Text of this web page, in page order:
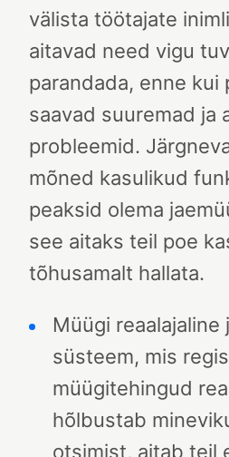
välista töötajate
aitavad need vigu
parandada, enne kui
saavad suuremad ja
probleemid.
mõned kasulikud
peaksid olema
see aitaks teil poe
tõhusamalt hallata.
Müügi reaalajaline
süsteem, mis
müügitehingud
hõlbustab
otsimist, aitab teil